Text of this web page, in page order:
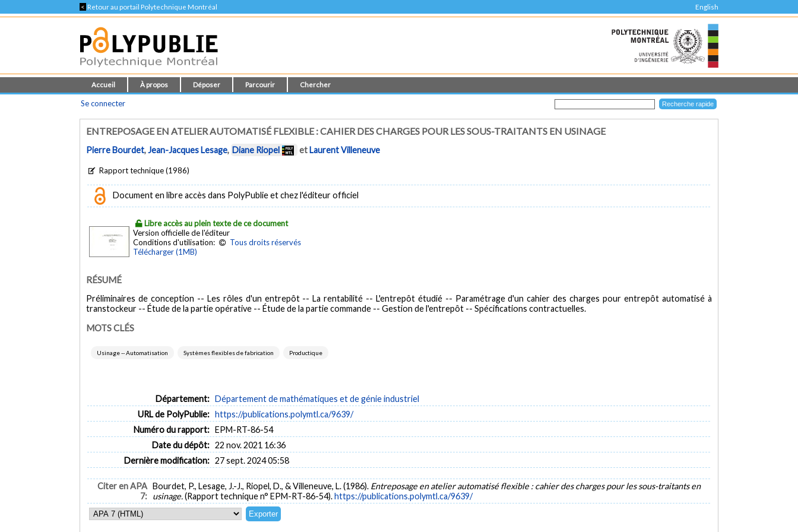
< Retour au portail Polytechnique Montréal English
Accueil À propos Déposer Parcourir Chercher
Se connecter
ENTREPOSAGE EN ATELIER AUTOMATISÉ FLEXIBLE : CAHIER DES CHARGES POUR LES SOUS-TRAITANTS EN USINAGE
Pierre Bourdet,Jean-Jacques Lesage, Diane Riopel etLaurent Villeneuve
Rapport technique (1986)
Document en libre accès dans PolyPublie et chez l'éditeur officiel
Libre accès au plein texte de ce document
Version officielle de l'éditeur
Conditions d'utilisation:
Tous droits réservés
Télécharger (1MB)
RÉSUMÉ
Préliminaires de conception -- Les rôles d'un entrepôt -- La rentabilité -- L'entrepôt étudié -- Paramétrage d'un cahier des charges pour entrepôt automatisé à
transtockeur -- Étude de la partie opérative -- Étude de la partie commande -- Gestion de l'entrepôt -- Spécifications contractuelles.
MOTS CLÉS
Usinage -- Automatisation Systèmes flexibles de fabrication Productique
Département: Département de mathématiques et de génie industriel
URL de PolyPublie: https://publications.polymtl.ca/9639/
Numéro du rapport: EPM-RT-86-54
Date du dépôt: 22 nov. 2021 16:36
Dernière modification: 27 sept. 2024 05:58
Citer en APA
7:
Bourdet, P., Lesage, J.-J., Riopel, D., & Villeneuve, L. (1986). Entreposage en atelier automatisé flexible : cahier des charges pour les sous-traitants en
usinage.(Rapport technique n° EPM-RT-86-54).https://publications.polymtl.ca/9639/